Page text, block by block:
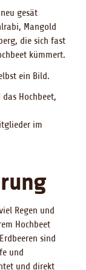
gesät
Mangold
die sich fast
kümmert.
ein Bild.
Hochbeet,
im
Regen und
Hochbeet
sind
und
und direkt